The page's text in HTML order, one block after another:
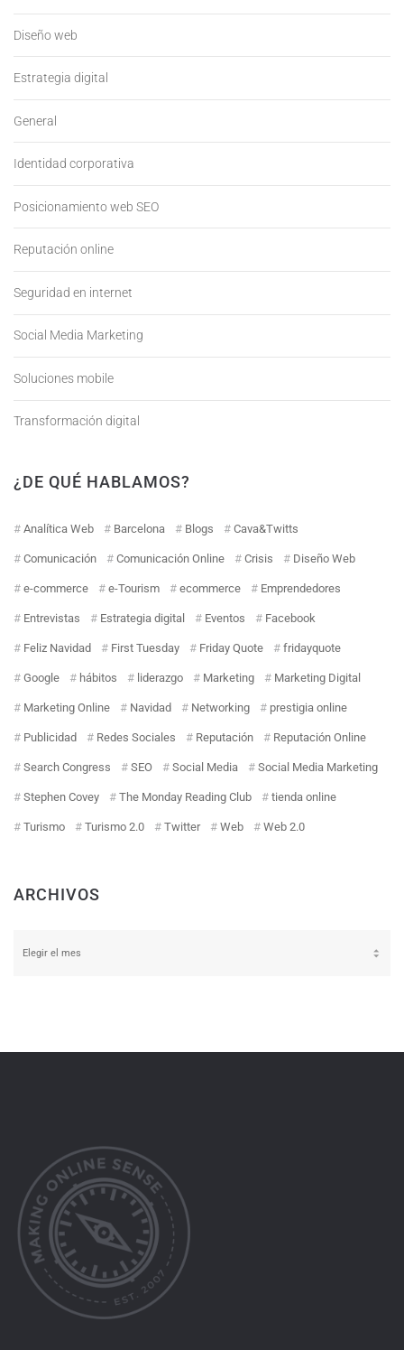
Diseño web
Estrategia digital
General
Identidad corporativa
Posicionamiento web SEO
Reputación online
Seguridad en internet
Social Media Marketing
Soluciones mobile
Transformación digital
¿DE QUÉ HABLAMOS?
Analítica Web Barcelona Blogs Cava&Twitts
Comunicación Comunicación Online Crisis Diseño Web
e-commerce e-Tourism ecommerce Emprendedores
Entrevistas Estrategia digital Eventos Facebook
Feliz Navidad First Tuesday Friday Quote fridayquote
Google hábitos liderazgo Marketing Marketing Digital
Marketing Online Navidad Networking prestigia online
Publicidad Redes Sociales Reputación Reputación Online
Search Congress SEO Social Media Social Media Marketing
Stephen Covey The Monday Reading Club tienda online
Turismo Turismo 2.0 Twitter Web Web 2.0
ARCHIVOS